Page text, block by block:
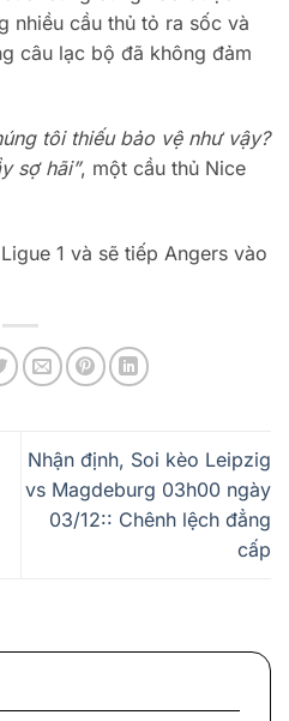
nhiều cầu thủ tỏ ra sốc và
câu lạc bộ đã không đảm
tôi thiếu bảo vệ như vậy?
sợ hãi”, một cầu thủ Nice
1 và sẽ tiếp Angers vào
Nhận định, Soi kèo Leipzig
vs Magdeburg 03h00 ngày
03/12:: Chênh lệch đẳng
cấp